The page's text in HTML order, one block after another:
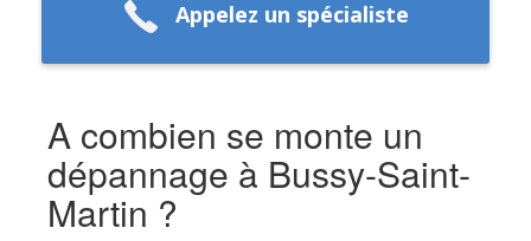
Appelez un spécialiste
A combien se monte un
dépannage à Bussy-Saint-
Martin ?